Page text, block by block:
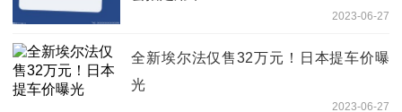
2023-06-27
全新埃尔法仅售32万元！日本提车价曝
光
2023-06-27